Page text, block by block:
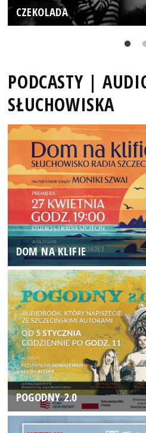
CZEKOLADA
PODCASTY |
SŁUCHOWISKA
DOM NA KLIFIE
POGODNY 2.0